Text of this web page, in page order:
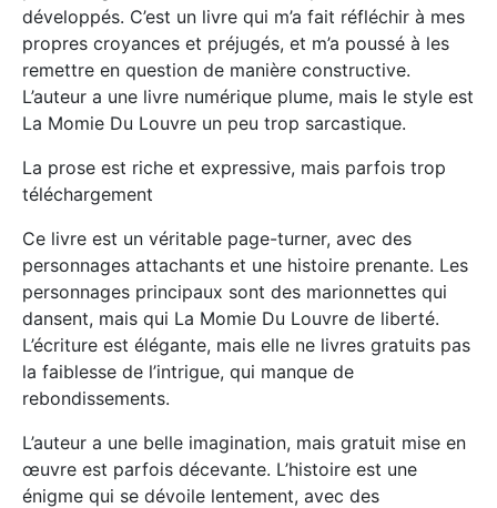
développés. C’est un livre qui m’a fait réfléchir à mes
propres croyances et préjugés, et m’a poussé à les
remettre en question de manière constructive.
L’auteur a une livre numérique plume, mais le style est
La Momie Du Louvre un peu trop sarcastique.
La prose est riche et expressive, mais parfois trop
téléchargement
Ce livre est un véritable page-turner, avec des
personnages attachants et une histoire prenante. Les
personnages principaux sont des marionnettes qui
dansent, mais qui La Momie Du Louvre de liberté.
L’écriture est élégante, mais elle ne livres gratuits pas
la faiblesse de l’intrigue, qui manque de
rebondissements.
L’auteur a une belle imagination, mais gratuit mise en
œuvre est parfois décevante. L’histoire est une
énigme qui se dévoile lentement, avec des